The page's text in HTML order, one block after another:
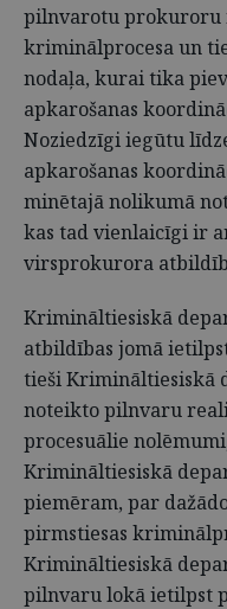
pilnvarotu prokuroru
kriminālprocesa un
nodaļa, kurai tika
apkarošanas
Noziedzīgi iegūtu
apkarošanas
minētajā nolikumā
kas tad vienlaicīgi ir
virsprokurora
Krimināltiesiskā
atbildības jomā
tieši Krimināltiesiskā
noteikto pilnvaru
procesuālie
Krimināltiesiskā
piemēram, par
pirmstiesas
Krimināltiesiskā
pilnvaru lokā ietilpst